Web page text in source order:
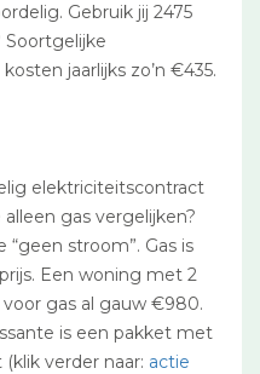
Gebruik jij 2475
Soortgelijke
jaarlijks zo’n €435.
elektriciteitscontract
gas vergelijken?
stroom”. Gas is
Een woning met 2
gas al gauw €980.
is een pakket met
verder naar: actie